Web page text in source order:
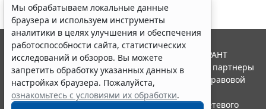
Мы обрабатываем локальные данные
браузера и используем инструменты
аналитики в целях улучшения и обеспечения
работоспособности сайта, статистических
исследований и обзоров. Вы можете
запретить обработку указанных данных в
настройках браузера. Пожалуйста,
ознакомьтесь с условиями их обработки.
© ООО "НПП "ГАРАНТ-СЕРВИС", 2026. Система ГАРАНТ
выпускается с 1990 года. Компания "Гарант" и ее партнеры
являются участниками Российской ассоциации правовой
информации ГАРАНТ.
Портал ГАРАНТ.РУ зарегистрирован в качестве сетевого